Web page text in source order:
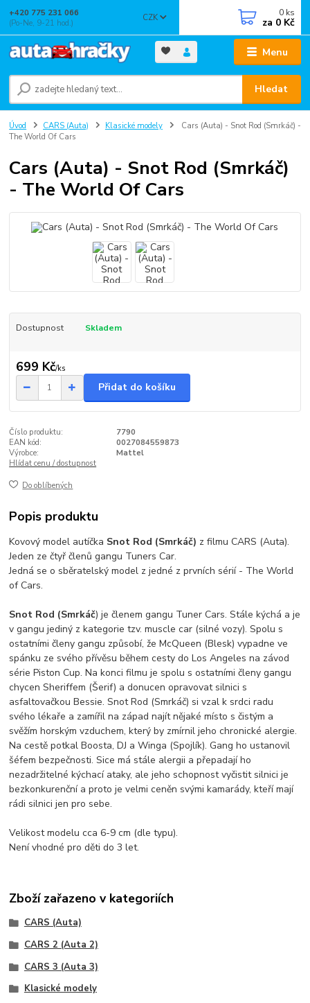
Menu
CZK
Hledat
+420 775 231 066
(Po-Ne, 9-21 hod.)
0 ks
za 0 Kč
Úvod CARS (Auta) Klasické modely
Cars (Auta) - Snot Rod (Smrkáč) -
The World Of Cars
Cars (Auta) - Snot Rod (Smrkáč)
- The World Of Cars
Dostupnost Skladem
699 Kč/ks
Přidat do košíku
Číslo produktu:
7790
EAN kód:
0027084559873
Výrobce:
Mattel
Hlídat cenu / dostupnost
Do oblíbených
Popis produktu
Kovový model autíčka Snot Rod (Smrkáč) z filmu CARS (Auta).
Jeden ze čtyř členů gangu Tuners Car.
Jedná se o sběratelský model z jedné z prvních sérií - The World
of Cars.
Snot Rod (Smrkáč) je členem gangu Tuner Cars. Stále kýchá a je
v gangu jediný z kategorie tzv. muscle car (silné vozy). Spolu s
ostatními členy gangu způsobí, že McQueen (Blesk) vypadne ve
spánku ze svého přívěsu během cesty do Los Angeles na závod
série Piston Cup. Na konci filmu je spolu s ostatními členy gangu
chycen Sheriffem (Šerif) a donucen opravovat silnici s
asfaltovačkou Bessie. Snot Rod (Smrkáč) si vzal k srdci radu
svého lékaře a zamířil na západ najít nějaké místo s čistým a
svěžím horským vzduchem, který by zmírnil jeho chronické alergie.
Na cestě potkal Boosta, DJ a Winga (Spojlík). Gang ho ustanovil
šéfem bezpečnosti. Sice má stále alergii a přepadají ho
nezadržitelné kýchací ataky, ale jeho schopnost vyčistit silnici je
bezkonkurenční a proto je velmi ceněn svými kamarády, kteří mají
rádi silnici jen pro sebe.
Velikost modelu cca 6-9 cm (dle typu).
Není vhodné pro děti do 3 let.
Zboží zařazeno v kategoriích
CARS (Auta)
CARS 2 (Auta 2)
CARS 3 (Auta 3)
Klasické modely